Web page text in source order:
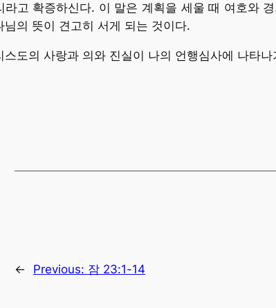
라고 확증하신다. 이 말은 계획을 세울 때 여호와
님의 뜻이 견고히 서게 되는 것이다.
스도의 사랑과 의와 진실이 나의 언행심사에 나타
← Previous: 잠 23:1-14